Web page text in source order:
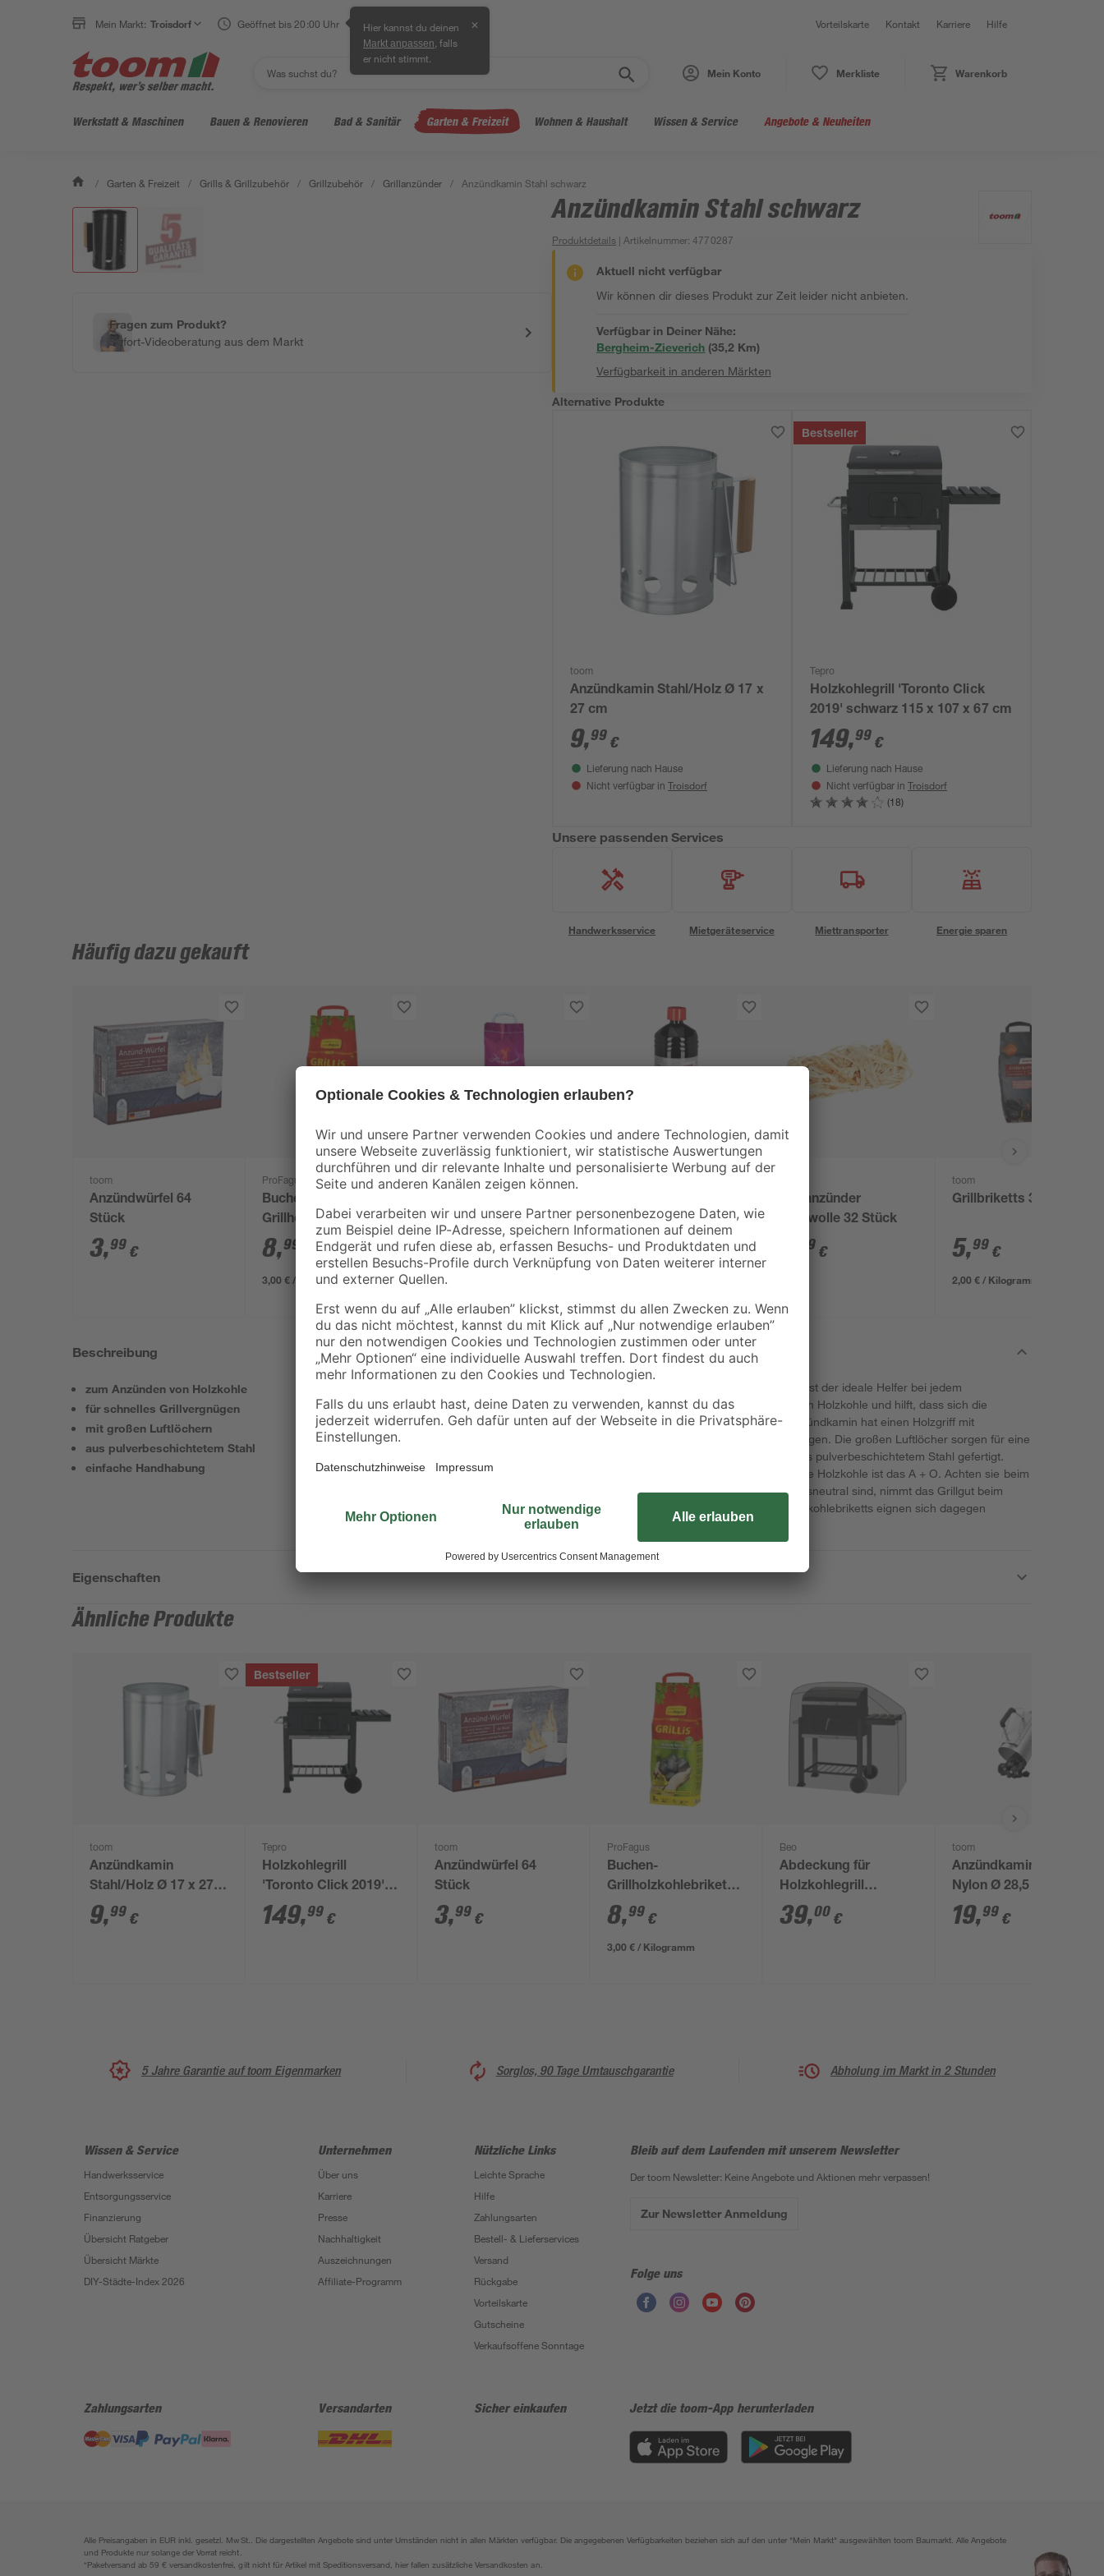
Mein Markt: Troisdorf Geöffnet bis 20:00 Uhr Hier kannst du deinen
Markt anpassen , falls
er nicht stimmt.
✕ Vorteilskarte Kontakt Karriere Hilfe
Mein Konto Merkliste Warenkorb
Werkstatt & Maschinen Bauen & Renovieren Bad & Sanitär Garten & Freizeit Wohnen & Haushalt Wissen & Service Angebote & Neuheiten
/ Garten & Freizeit / Grills & Grillzubehör / Grillzubehör / Grillanzünder / Anzündkamin Stahl schwarz
Fragen zum Produkt?
Sofort-Videoberatung aus dem Markt
Anzündkamin Stahl schwarz
Produktdetails | Artikelnummer:4770287
Aktuell nicht verfügbar
Wir können dir dieses Produkt zur Zeit leider nicht anbieten.
Verfügbar in Deiner Nähe:
Bergheim-Zieverich (35,2 Km)
Verfügbarkeit in anderen Märkten
Alternative Produkte
toom
Anzündkamin Stahl/Holz Ø 17 x
27 cm
9,99 €
Lieferung nach Hause
Nicht verfügbar in Troisdorf
Bestseller
Tepro
Holzkohlegrill 'Toronto Click
2019' schwarz 115 x 107 x 67 cm
149,99 €
Lieferung nach Hause
Nicht verfügbar in Troisdorf
(18)
Unsere passenden Services
Handwerksservice Mietgeräteservice Miettransporter Energie sparen
Häufig dazu gekauft
toom
Anzündwürfel 64
Stück
3,99 €
ProFagus
Buchen-
Grillholzkohlebriketts
'Grillis' 3 kg
8,99
3,00 € / Kilogramm
Flammenco
100 % FSC 3 kg
5,99 €
2,00 € / Kilogramm
4,99 €
Grillanzünder
Holzwolle 32 Stück
29 €
toom
Grillbriketts 3 kg
5,99 €
2,00 € / Kilogramm
Beschreibung
zum Anzünden von Holzkohle
für schnelles Grillvergnügen
mit großen Luftlöchern
aus pulverbeschichtetem Stahl
einfache Handhabung
Der Anzündkamin von der toom Qualitätsmarke ist der ideale Helfer bei jedem
Grillvergnügen. Er eignet sich zum Anzünden von Holzkohle und hilft, dass sich die
Grillkohle besonders schnell entzündet. Der Anzündkamin hat einen Holzgriff mit
Hitzeschultzschild, um Verbrennungen vorzubeugen. Die großen Luftlöcher sorgen für eine
sehr gute Hitzeentwicklung. Das Gehäuse ist aus pulverbeschichtetem Stahl gefertigt.
Unser Tipp zum Grillen mit Holzkohle: Die richtige Holzkohle ist das A + O. Achten sie beim
Kauf auf natürliche Grillanzünder. Da sie geruchsneutral sind, nimmt das Grillgut beim
Grillen keinen chemischen Geschmack an. Holzkohlebriketts eignen sich dagegen
besonders für lange, gemütliche Grillabende.
Eigenschaften
Ähnliche Produkte
toom
Anzündkamin
Stahl/Holz Ø 17 x 27
cm
9,99 €
Bestseller
Tepro
Holzkohlegrill
'Toronto Click 2019'
schwarz 115 x 107 x
67 cm
149,99 €
toom
Anzündwürfel 64
Stück
3,99 €
ProFagus
Buchen-
Grillholzkohlebriketts
'Grillis' 3 kg
8,99 €
3,00 € / Kilogramm
Beo
Abdeckung für
Holzkohlegrill
schwarz 136 x 58 x
101
39,00 €
toom
Anzündkamin Stahl,
Nylon Ø 28,5 x 31 cm
19,99 €
5 Jahre Garantie auf toom Eigenmarken Sorglos, 90 Tage Umtauschgarantie Abholung im Markt in 2 Stunden
Wissen & Service
Handwerksservice
Entsorgungsservice
Finanzierung
Übersicht Ratgeber
Übersicht Märkte
DIY-Städte-Index 2026
Unternehmen
Über uns
Karriere
Presse
Nachhaltigkeit
Auszeichnungen
Affiliate-Programm
Nützliche Links
Leichte Sprache
Hilfe
Zahlungsarten
Bestell- & Lieferservices
Versand
Rückgabe
Vorteilskarte
Gutscheine
Verkaufsoffene Sonntage
Bleib auf dem Laufenden mit unserem Newsletter
Der toom Newsletter: Keine Angebote und Aktionen mehr verpassen!
Zur Newsletter Anmeldung
Folge uns
Zahlungsarten Versandarten Sicher einkaufen Jetzt die toom-App herunterladen
Alle Preisangaben in EUR inkl. gesetzl. MwSt.. Die dargestellten Angebote sind unter Umständen nicht in allen Märkten verfügbar. Die angegebenen Verfügbarkeiten beziehen sich auf den unter "Mein Markt" ausgewählten toom Baumarkt. Alle Angebote
und Produkte nur solange der Vorrat reicht.
*Paketversand ab 59 € versandkostenfrei, gilt nicht für Artikel mit Speditionsversand, hier fallen zusätzliche Versandkosten an.